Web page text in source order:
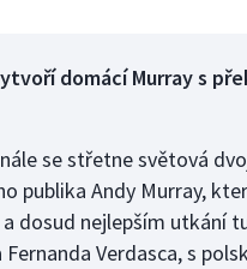
domácí Murray s
se střetne světová
publika Andy Murray,
dosud nejlepším utkání
Verdasca, s